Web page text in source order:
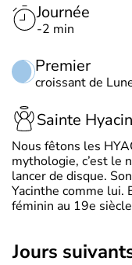
Journée
-2 min
Premier
croissant de
Sainte
Nous fêtons les
mythologie, c’est le
lancer de disque.
Yacinthe comme lui.
féminin au 19e
jours